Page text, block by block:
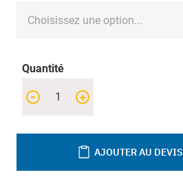
Quantité
+
-
AJOUTER AU DEVIS